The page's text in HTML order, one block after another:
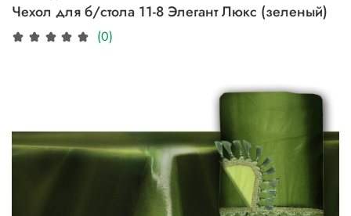
Чехол для б/стола 11-8 Элегант Люкс (зеленый)
(0)